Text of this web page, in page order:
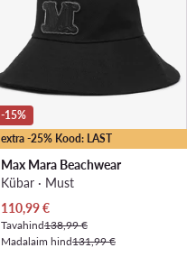
extra -25% Kood: LAST
-15%
Max Mara Beachwear
Kübar · Must
Praegune hind
110,99€
Tavahind138,99 €
Madalaim hind131,99 €